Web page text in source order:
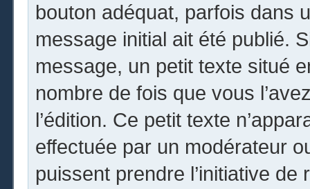
bouton adéquat, parfois dans
message initial ait été publié.
message, un petit texte situé
nombre de fois que vous
l’édition. Ce petit texte
effectuée par un modérateur
puissent prendre l’initiative